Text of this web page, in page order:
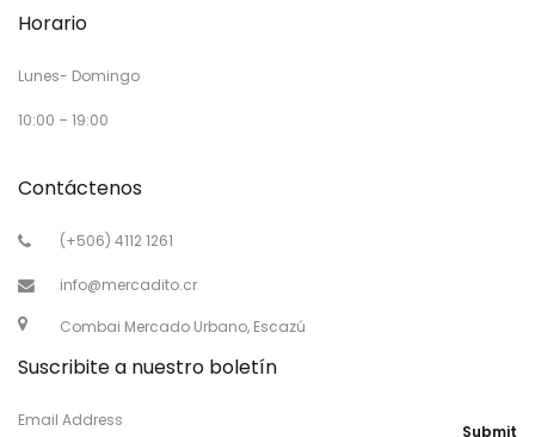
Horario
Lunes- Domingo
10:00 – 19:00
Contáctenos
(+506) 4112 1261
info@mercadito.cr
Combai Mercado Urbano, Escazú
Suscribite a nuestro boletín
Email Address
Submit